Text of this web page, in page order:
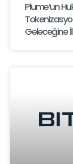
Plume’un
Geleceğine